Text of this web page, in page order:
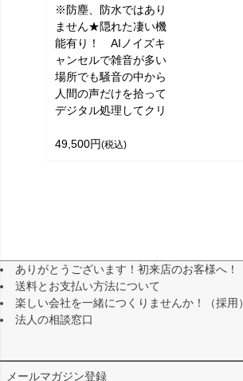
※防塵、防水ではあり
ません★隠れた凄い機
能有り！ AIノイズキ
ャンセルで雑音が多い
場所でも騒音の中から
人間の声だけを拾って
デジタル処理してクリ
49,500円(税込)
ありがとうございます！初来店のお客様へ！
送料とお支払い方法について
楽しい会社を一緒につくりませんか！（採用）
法人の相談窓口
メールマガジン登録